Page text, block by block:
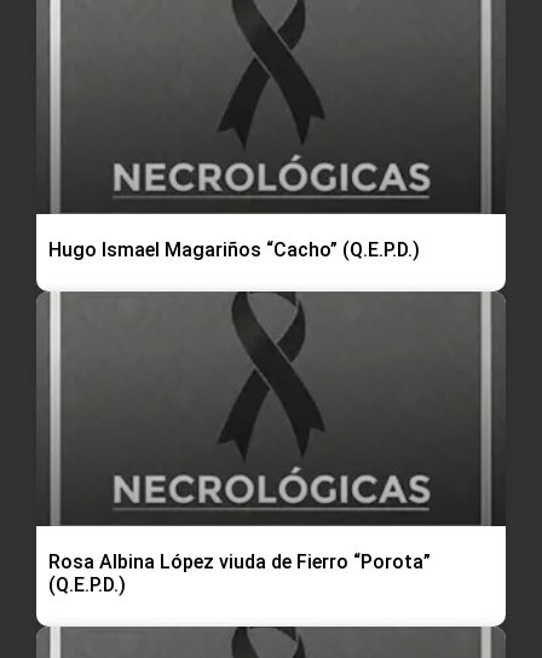
Hugo Ismael Magariños “Cacho” (Q.E.P.D.)
Rosa Albina López viuda de Fierro “Porota”
(Q.E.P.D.)